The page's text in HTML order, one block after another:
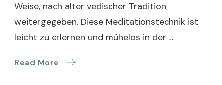
Weise, nach alter vedischer Tradition,
weitergegeben. Diese Meditationstechnik ist
leicht zu erlernen und mühelos in der …
Read More